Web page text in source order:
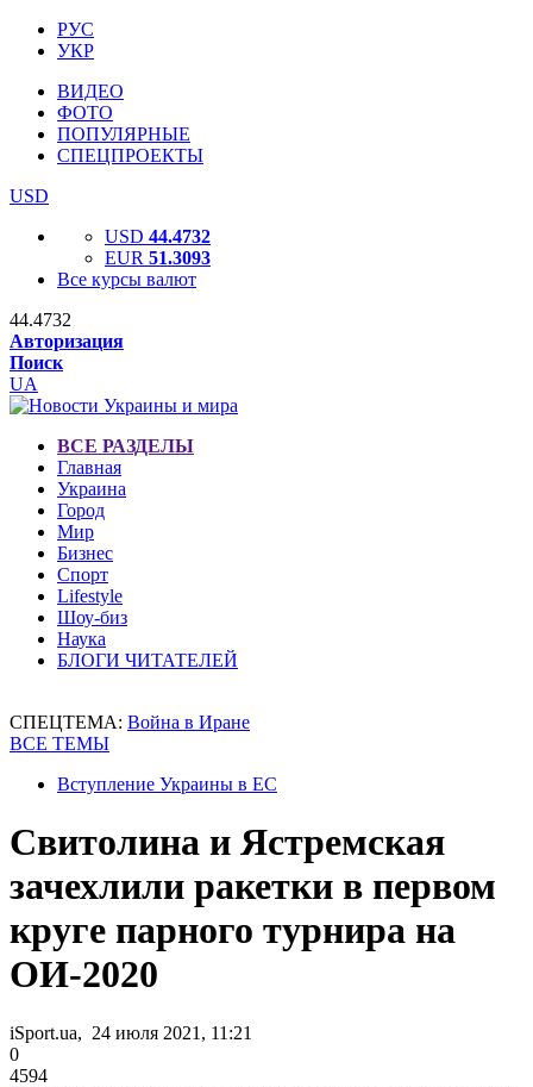
РУС
УКР
ВИДЕО
ФОТО
ПОПУЛЯРНЫЕ
СПЕЦПРОЕКТЫ
USD
USD 44.4732
EUR 51.3093
Все курсы валют
44.4732
Авторизация
Поиск
UA
ВСЕ РАЗДЕЛЫ
Главная
Украина
Город
Мир
Бизнес
Спорт
Lifestyle
Шоу-биз
Наука
БЛОГИ ЧИТАТЕЛЕЙ
СПЕЦТЕМА: Война в Иране
ВСЕ ТЕМЫ
Вступление Украины в ЕС
Свитолина и Ястремская
зачехлили ракетки в первом
круге парного турнира на
ОИ-2020
iSport.ua, 24 июля 2021, 11:21
0
4594